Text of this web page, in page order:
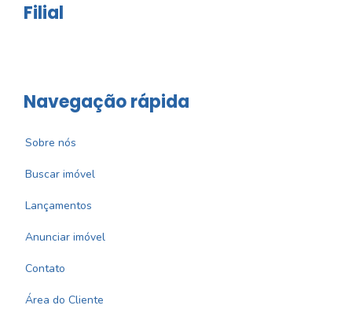
Filial
Navegação rápida
Sobre nós
Buscar imóvel
Lançamentos
Anunciar imóvel
Contato
Área do Cliente